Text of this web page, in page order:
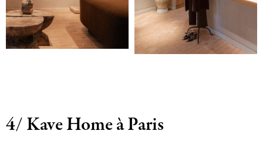
4/ Kave Home à Paris